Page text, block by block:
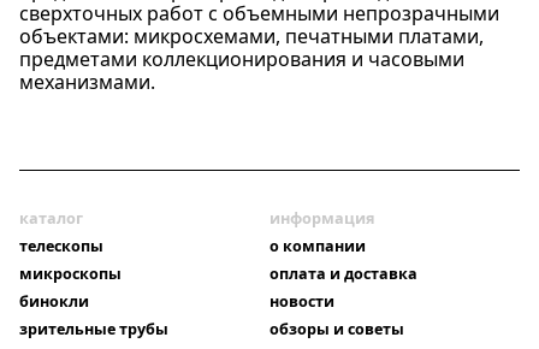
сверхточных работ с объемными непрозрачными
объектами: микросхемами, печатными платами,
предметами коллекционирования и часовыми
механизмами.
каталог
телескопы
микроскопы
бинокли
зрительные трубы
информация
о компании
оплата и доставка
новости
обзоры и советы